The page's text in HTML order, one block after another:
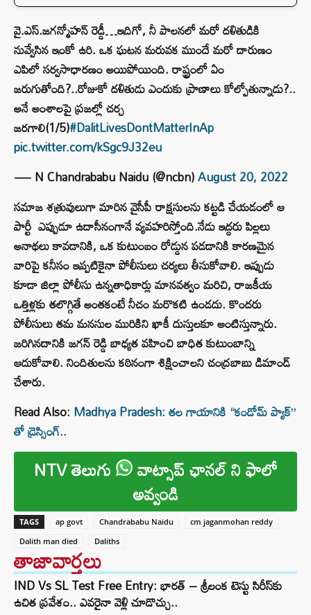
వై.ఎస్.జగన్మోహన్ రెడ్డీ…ఇదిగో, నీ పాలనలో మరో దళితుడికి
నువ్వేసిన ఇంకో ఉరి. ఒక ఘటన మరువక ముందే మరో దారుణం
ఎపిలో సర్వసాధారణం అయిపోయింది. రాష్ట్రంలో ఏం
జరుగుతోంది?..రోజుకో దళితుడు ఎందుకు ప్రాణాలు కోల్పోతున్నాడు?..
అనే అంశాలపై ప్రజల్లో చర్చ
జరగాలి(1/5)#DalitLivesDontMatterInAp
pic.twitter.com/kSgc9J32eu
— N Chandrababu Naidu (@ncbn)August 20, 2022
సమాజ శత్రువులుగా మారిన వైసీపీ రాక్షసులను కట్టడి చేయడంలో ఆ
పార్టీ ఎప్పుడూ ఉదాసీనంగానే వ్యవహరిస్తోంది.నేడు ఇద్దరు పిల్లలు
అనాథలు కావడానికి, ఒక కుటుంబం రోడ్డున పడడానికి కారణమైన
వారిపై కనీసం ఇప్పటికైనా పోలీసులు చర్యలు తీసుకోవాలి. ఇప్పుడు
కూడా జిల్లా పోలీసు ఉన్నతాధికార్లు మానవత్వం మరిచి, రాజకీయ
ఒత్తిళ్లకు తలొగ్గితే అంతకంటే నీచం మరొకటి ఉండదు. కొందరు
పోలీసులు తమ మనసుల మురికిని ఖాకీ దుస్తులకూ అంటిస్తున్నారు.
జరిగినదానికి జగన్ రెడ్డి బాధ్యత వహించి బాధిత కుటుంబాన్ని
ఆదుకోవాలి. నిందితులను కఠినంగా శిక్షించాలని చంద్రబాబు డిమాండ్
చేశారు.
Read Also: Madhya Pradesh: తల గాయానికి “కండోమ్ ప్యాక్”
తో డ్రెస్సింగ్..
NTV తెలుగు వాట్సాప్ ఛానల్ ని ఫాలో
అవ్వండి
TAGS ap govt Chandrababu Naidu
cm jaganmohan reddy
Dalith man died
Daliths
తాజావార్తలు
IND Vs SL Test Free Entry: భారత్ – శ్రీలంక టెస్టు సిరీస్‌కు
ఉచిత ప్రవేశం.. ఎవరైనా వెళ్లి చూడొచ్చు..